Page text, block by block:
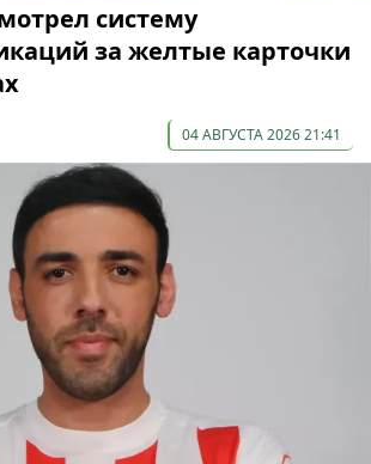
систему
за желтые карточки
04 АВГУСТА 2026 21:41